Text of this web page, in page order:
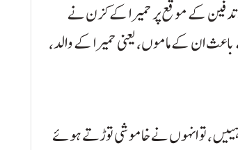
تدفین کے موقع پر حمیرا کے کزن نے
باعث ان کے ماموں، یعنی حمیرا کے والد،
تو انہوں نے خاموشی توڑتے ہوئے